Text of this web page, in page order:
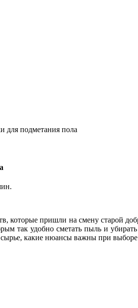
для подметания пола
которые пришли на смену старой
так удобно сметать пыль и
какие нюансы важны при